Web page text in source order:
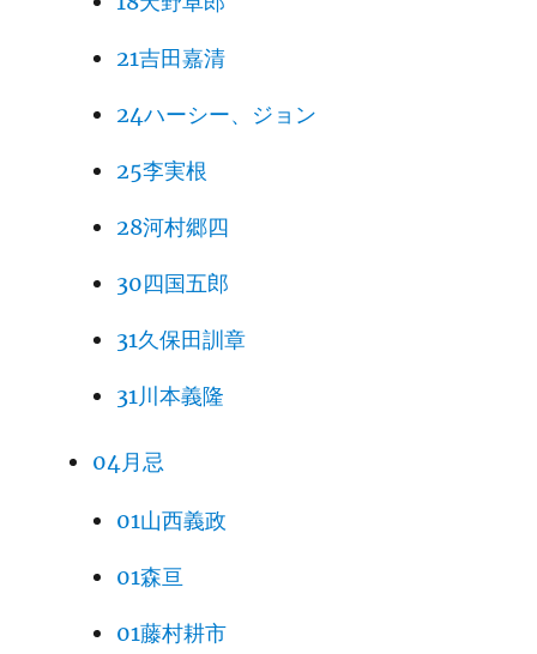
21吉田嘉清
24ハーシー、ジョン
25李実根
28河村郷四
30四国五郎
31久保田訓章
31川本義隆
04月忌
01山西義政
01森亘
01藤村耕市